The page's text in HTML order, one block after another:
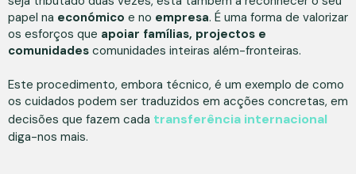
papel na económico e no empresa. É uma forma de valorizar
os esforços que apoiar famílias, projectos e
comunidades comunidades inteiras além-fronteiras.
Este procedimento, embora técnico, é um exemplo de como
os cuidados podem ser traduzidos em acções concretas, em
decisões que fazem cada transferência internacional
diga-nos mais.